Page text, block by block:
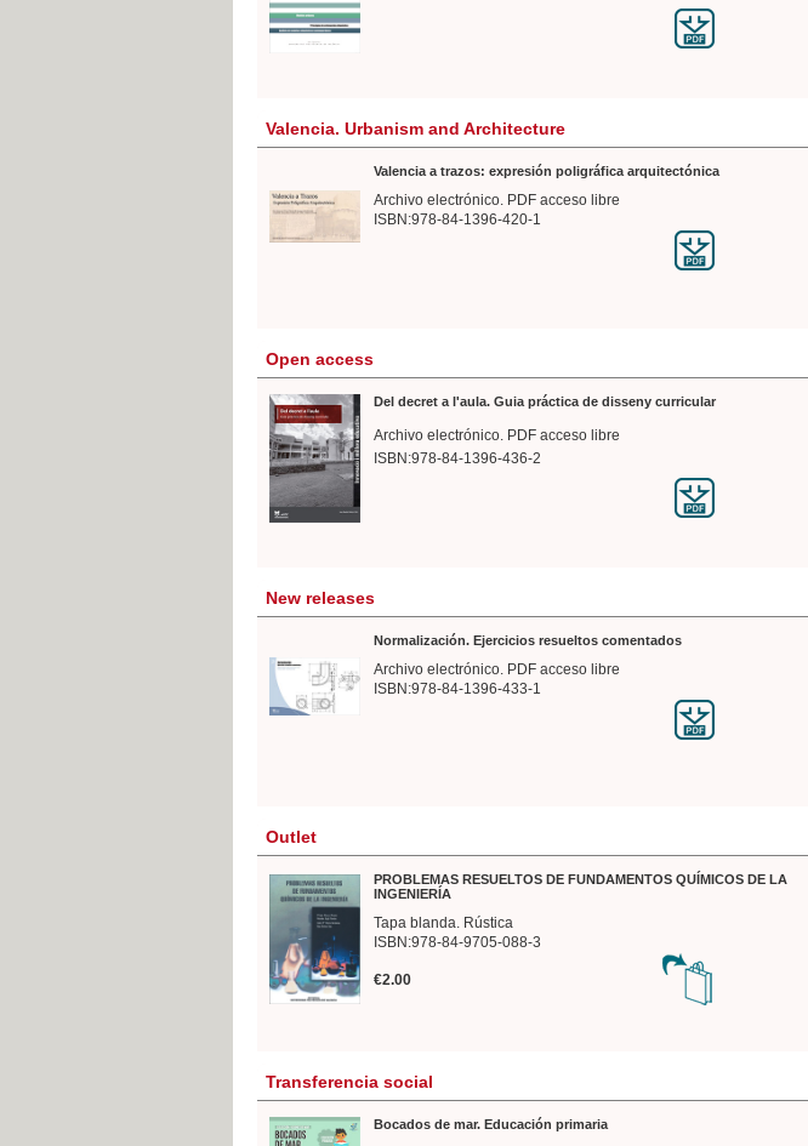
Valencia. Urbanism and Architecture
Valencia a trazos: expresión poligráfica arquitectónica
Archivo electrónico. PDF acceso libre
ISBN:978-84-1396-420-1
Open access
Del decret a l'aula. Guia práctica de disseny curricular
Archivo electrónico. PDF acceso libre
ISBN:978-84-1396-436-2
New releases
Normalización. Ejercicios resueltos comentados
Archivo electrónico. PDF acceso libre
ISBN:978-84-1396-433-1
Outlet
PROBLEMAS RESUELTOS DE FUNDAMENTOS QUÍMICOS DE LA
INGENIERÍA
Tapa blanda. Rústica
ISBN:978-84-9705-088-3
€2.00
Transferencia social
Bocados de mar. Educación primaria